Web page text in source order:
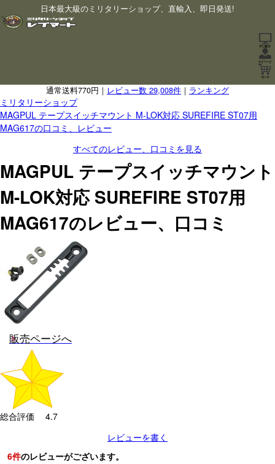
日本最大級のミリタリーショップ、直輸入、即日発送!
通常送料770円｜ レビュー数 29,008件 ｜ ランキング
ミリタリーショップ
MAGPUL テープスイッチマウント M-LOK対応 SUREFIRE ST07用
MAG617の口コミ、レビュー
すべてのレビュー、口コミを見る
MAGPUL テープスイッチマウント
M-LOK対応 SUREFIRE ST07用
MAG617のレビュー、口コミ
販売ページへ
総合評価 4.7
レビューを書く
6件のレビューがございます。